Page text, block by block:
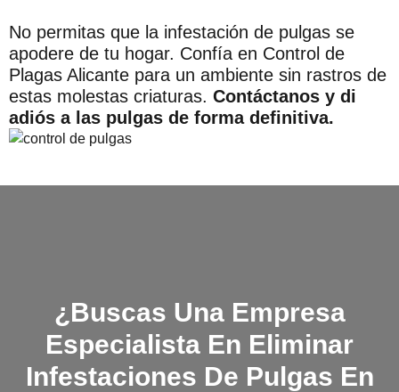
No permitas que la infestación de pulgas se
apodere de tu hogar. Confía en Control de
Plagas Alicante para un ambiente sin rastros de
estas molestas criaturas. Contáctanos y di
adiós a las pulgas de forma definitiva.
¿Buscas Una Empresa
Especialista En Eliminar
Infestaciones De Pulgas En